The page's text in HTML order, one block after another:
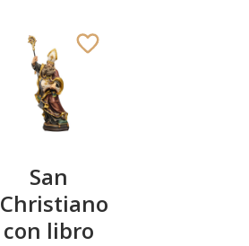
San
Christiano
con libro